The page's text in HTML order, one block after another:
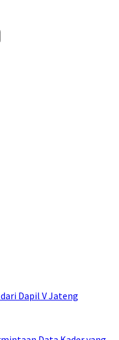
Dapil V Jateng